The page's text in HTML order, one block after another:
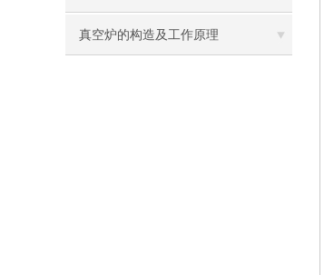
真空炉的构造及工作原理